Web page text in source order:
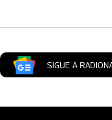
SIGUE A